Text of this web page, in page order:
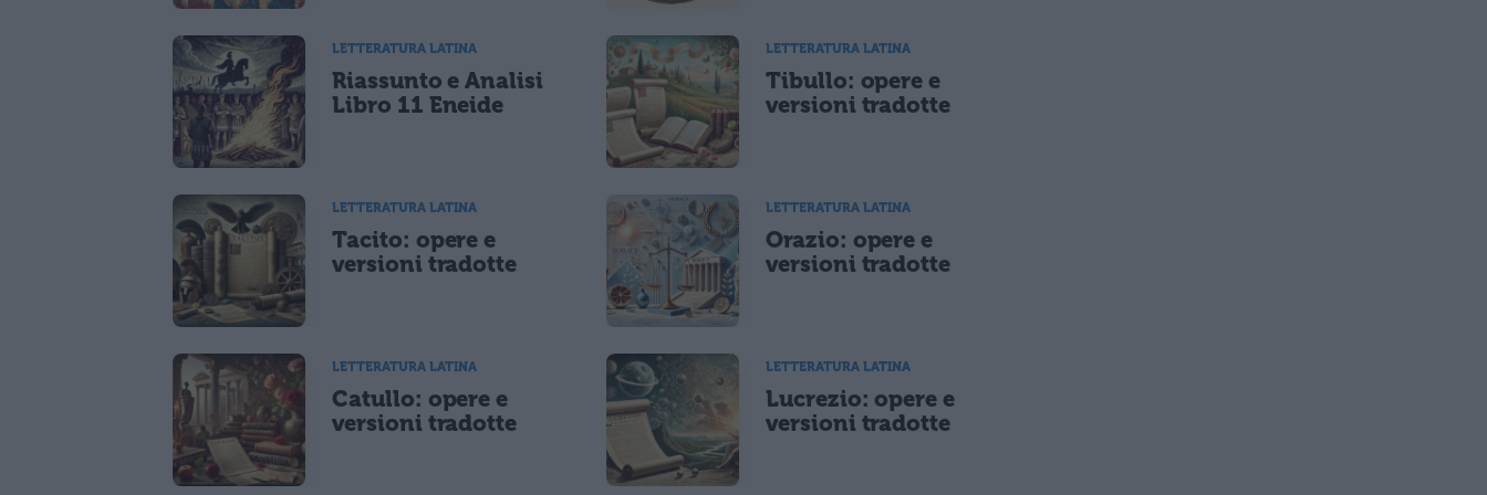
LETTERATURA LATINA
Riassunto e Analisi
Libro 11 Eneide
LETTERATURA LATINA
Tibullo: opere e
versioni tradotte
LETTERATURA LATINA
Tacito: opere e
versioni tradotte
LETTERATURA LATINA
Orazio: opere e
versioni tradotte
LETTERATURA LATINA
Catullo: opere e
versioni tradotte
LETTERATURA LATINA
Lucrezio: opere e
versioni tradotte